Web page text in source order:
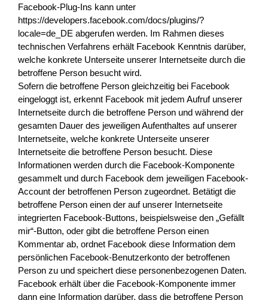
Facebook-Plug-Ins kann unter
https://developers.facebook.com/docs/plugins/?
locale=de_DE abgerufen werden. Im Rahmen dieses
technischen Verfahrens erhält Facebook Kenntnis darüber,
welche konkrete Unterseite unserer Internetseite durch die
betroffene Person besucht wird.
Sofern die betroffene Person gleichzeitig bei Facebook
eingeloggt ist, erkennt Facebook mit jedem Aufruf unserer
Internetseite durch die betroffene Person und während der
gesamten Dauer des jeweiligen Aufenthaltes auf unserer
Internetseite, welche konkrete Unterseite unserer
Internetseite die betroffene Person besucht. Diese
Informationen werden durch die Facebook-Komponente
gesammelt und durch Facebook dem jeweiligen Facebook-
Account der betroffenen Person zugeordnet. Betätigt die
betroffene Person einen der auf unserer Internetseite
integrierten Facebook-Buttons, beispielsweise den „Gefällt
mir“-Button, oder gibt die betroffene Person einen
Kommentar ab, ordnet Facebook diese Information dem
persönlichen Facebook-Benutzerkonto der betroffenen
Person zu und speichert diese personenbezogenen Daten.
Facebook erhält über die Facebook-Komponente immer
dann eine Information darüber, dass die betroffene Person